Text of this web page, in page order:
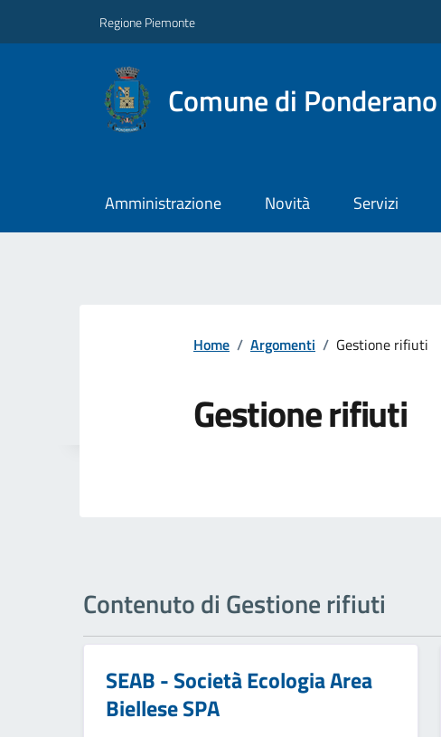
Regione Piemonte
Comune di Ponderano
Amministrazione Novità Servizi
Home / Argomenti / Gestione rifiuti
Gestione rifiuti
Contenuto di Gestione rifiuti
SEAB - Società Ecologia Area
Biellese SPA